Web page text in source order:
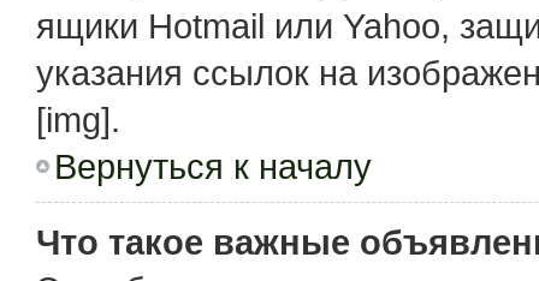
ящики Hotmail или Yahoo,
указания ссылок на
[img].
Вернуться к началу
Что такое важные